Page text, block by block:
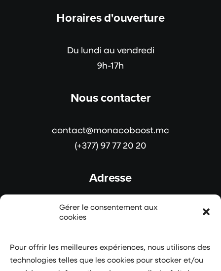
Gérer le consentement aux
cookies
Pour offrir les meilleures expériences, nous utilisons des
technologies telles que les cookies pour stocker et/ou
Horaires d'ouverture
Du lundi au vendredi
9h-17h
Nous contacter
contact@monacoboost.mc
(+377) 97 77 20 20
Adresse
4/6 avenue Albert II
98000 MONACO